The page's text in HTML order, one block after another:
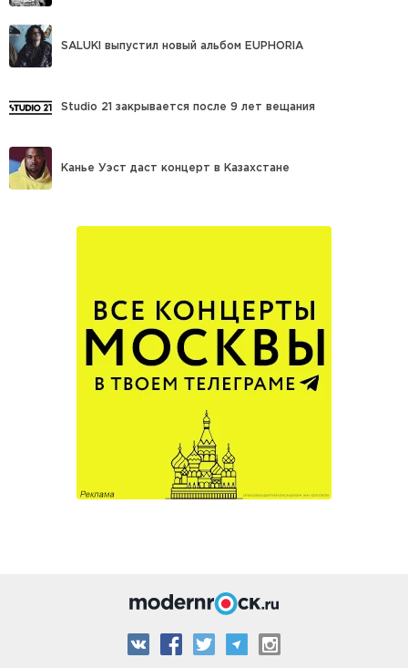
SALUKI выпустил новый альбом EUPHORIA
Studio 21 закрывается после 9 лет вещания
Канье Уэст даст концерт в Казахстане